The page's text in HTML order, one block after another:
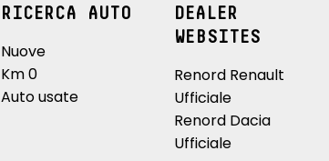
RICERCA AUTO
Nuove
Km 0
Auto usate
DEALER
WEBSITES
Renord Renault
Ufficiale
Renord Dacia
Ufficiale